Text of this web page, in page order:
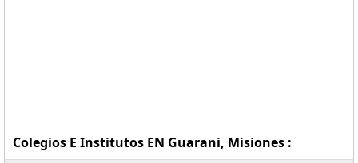
Colegios E Institutos EN Guarani, Misiones :